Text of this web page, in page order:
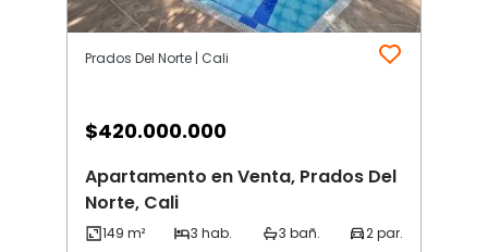
Prados Del Norte | Cali
$420.000.000
Apartamento en Venta, Prados Del
Norte, Cali